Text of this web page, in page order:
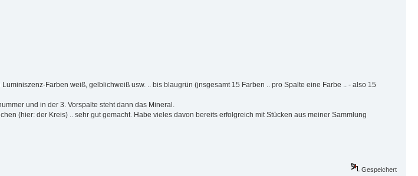
Farben weiß, gelblichweiß usw. .. bis blaugrün (jnsgesamt 15 Farben .. pro Spalte eine Farbe .. - also 15
und in der 3. Vorspalte steht dann das Mineral.
(hier: der Kreis) .. sehr gut gemacht. Habe vieles davon bereits erfolgreich mit Stücken aus meiner Sammlung
Gespeichert